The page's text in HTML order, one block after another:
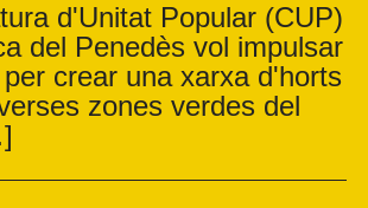
d'Unitat Popular (CUP)
del Penedès vol impulsar
crear una xarxa d'horts
zones verdes del